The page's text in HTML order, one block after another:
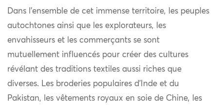
Dans l’ensemble de cet immense territoire, les peuples
autochtones ainsi que les explorateurs, les
envahisseurs et les commerçants se sont
mutuellement influencés pour créer des cultures
révélant des traditions textiles aussi riches que
diverses. Les broderies populaires d’Inde et du
Pakistan, les vêtements royaux en soie de Chine, les